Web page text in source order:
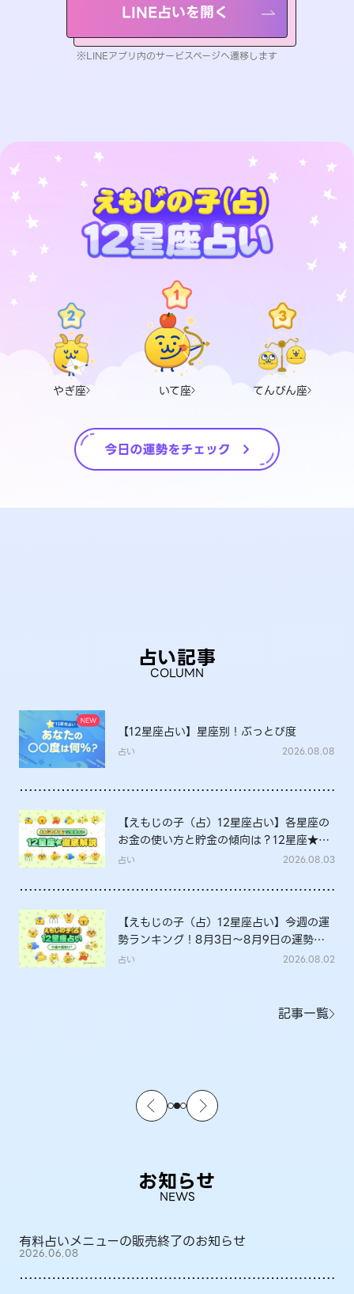
LINE占いを開く
※LINEアプリ内のサービスページへ遷移します
やぎ座 いて座 てんびん座
占い記事
COLUMN
【12星座占い】星座別！ぶっとび度
占い 2026.08.08
【えもじの子（占）12星座占い】各星座の
お金の使い方と貯金の傾向は？12星座★徹
底解説
占い 2026.08.03
【えもじの子（占）12星座占い】今週の運
勢ランキング！8月3日～8月9日の運勢
は？
占い 2026.08.02
記事一覧
お知らせ
NEWS
有料占いメニューの販売終了のお知らせ
2026.06.08